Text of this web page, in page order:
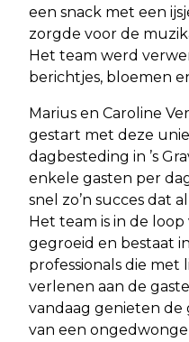
een snack met een
zorgde voor de
Het team werd
berichtjes, bloemen
Marius en Caroline
gestart met deze
dagbesteding in ’s
enkele gasten per
snel zo’n succes dat
Het team is in de
gegroeid en bestaat
professionals die met
verlenen aan de
vandaag genieten de
van een